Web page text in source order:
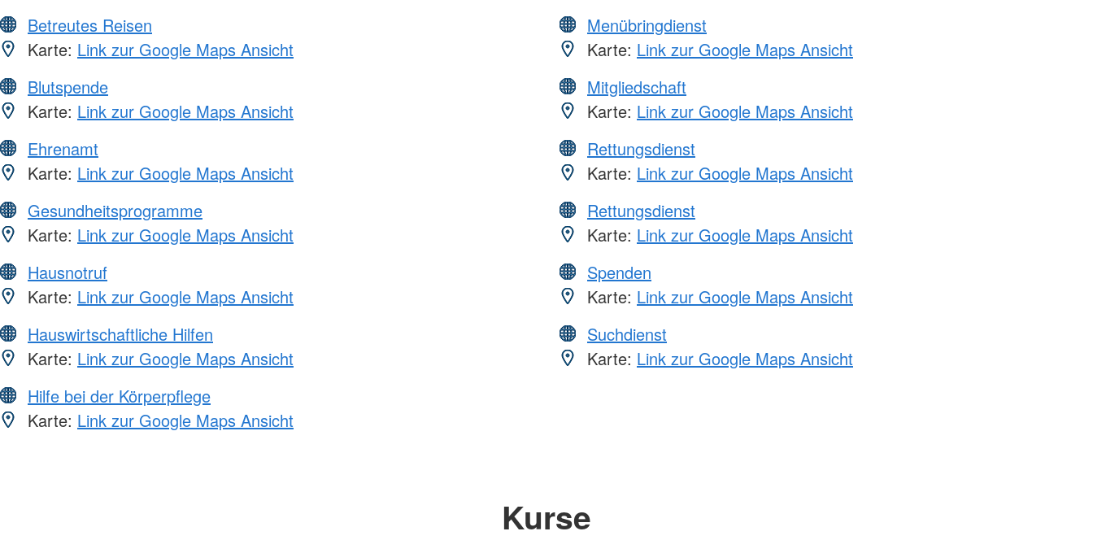
Betreutes Reisen
Karte: Link zur Google Maps Ansicht
Blutspende
Karte: Link zur Google Maps Ansicht
Ehrenamt
Karte: Link zur Google Maps Ansicht
Gesundheitsprogramme
Karte: Link zur Google Maps Ansicht
Hausnotruf
Karte: Link zur Google Maps Ansicht
Hauswirtschaftliche Hilfen
Karte: Link zur Google Maps Ansicht
Hilfe bei der Körperpflege
Karte: Link zur Google Maps Ansicht
Menübringdienst
Karte: Link zur Google Maps Ansicht
Mitgliedschaft
Karte: Link zur Google Maps Ansicht
Rettungsdienst
Karte: Link zur Google Maps Ansicht
Rettungsdienst
Karte: Link zur Google Maps Ansicht
Spenden
Karte: Link zur Google Maps Ansicht
Suchdienst
Karte: Link zur Google Maps Ansicht
Kurse